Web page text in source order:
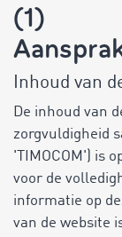
(1)
Inhoud van
De inhoud van
zorgvuldigheid
'TIMOCOM') is
voor de
informatie op
van de website